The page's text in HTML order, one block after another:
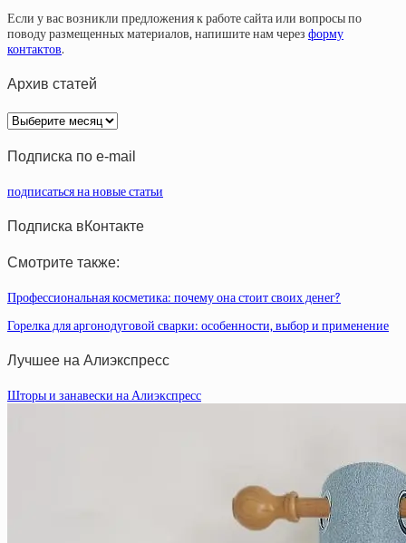
Если у вас возникли предложения к работе сайта или вопросы по
поводу размещенных материалов, напишите нам через форму
контактов.
Архив статей
Архив
статей
Подписка по e-mail
подписаться на новые статьи
Подписка вКонтакте
Смотрите также:
Профессиональная косметика: почему она стоит своих денег?
Горелка для аргонодуговой сварки: особенности, выбор и применение
Лучшее на Алиэкспресс
Шторы и занавески на Алиэкспресс